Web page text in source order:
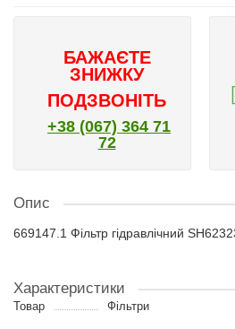
БАЖАЄТЕ
ЗНИЖКУ
ПОДЗВОНІТЬ
+38 (067) 364 71
72
Опис
669147.1 Фільтр гідравлічний
Характеристики
Товар Фільтри